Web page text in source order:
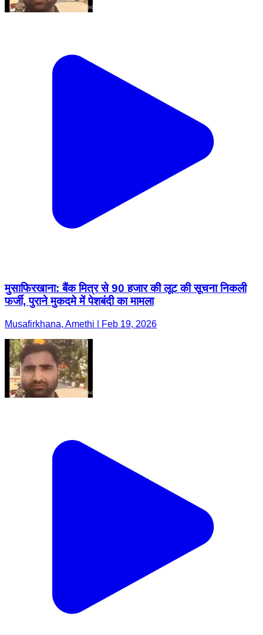
मुसाफिरखाना: बैंक मित्र से 90 हजार की लूट की सूचना निकली
फर्जी, पुराने मुकदमे में पेशबंदी का मामला
Musafirkhana, Amethi | Feb 19, 2026